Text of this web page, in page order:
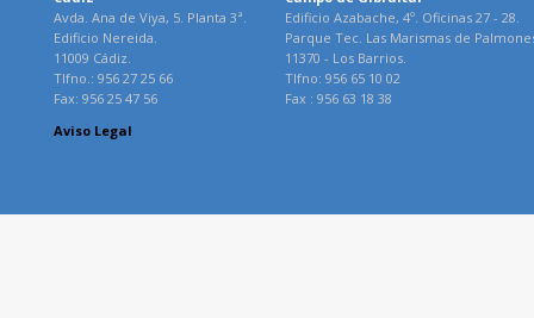
Avda. Ana de Viya, 5. Planta 3ª.
Edificio Nereida.
11009 Cádiz.
Tlfno.: 956 27 25 66
Fax: 956 25 47 56
Edificio Azabache, 4º. Oficinas 27 - 28.
Parque Tec. Las Marismas de
11370 - Los Barrios.
Tlfno: 956 65 10 02
Fax : 956 63 18 38
Aviso Legal